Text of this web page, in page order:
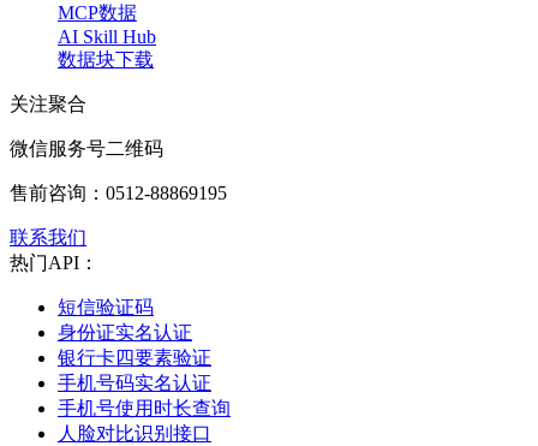
MCP数据
AI Skill Hub
数据块下载
关注聚合
微信服务号二维码
售前咨询： 0512-88869195
联系我们
热门API：
短信验证码
身份证实名认证
银行卡四要素验证
手机号码实名认证
手机号使用时长查询
人脸对比识别接口